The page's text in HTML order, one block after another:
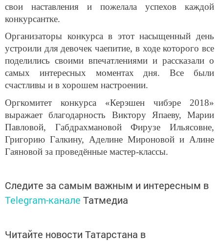
свои наставления и пожелала успехов каждой
конкурсантке.
Организаторы конкурса в этот насыщенный день
устроили для девочек чаепитие, в ходе которого все
поделились своими впечатлениями и рассказали о
самых интересных моментах дня. Все были
счастливы и в хорошем настроении.
Оргкомитет конкурса «Керэшен чибэре 2018»
выражает благодарность Виктору Япаеву, Марии
Павловой, Габдрахмановой Фирузе Ильясовне,
Григорию Галкину, Аделине Мироновой и Алине
Гаяновой за проведённые мастер-классы.
Следите за самым важным и интересным в
Telegram-канале Татмедиа
Читайте новости Татарстана в